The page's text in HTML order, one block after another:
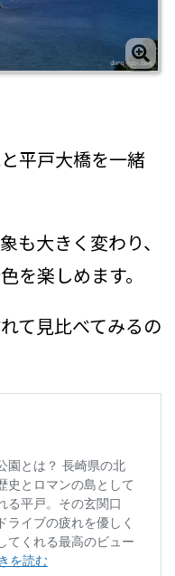
平戸大橋を一緒
も大きく変わり、
を楽しめます。
て見比べてみるの